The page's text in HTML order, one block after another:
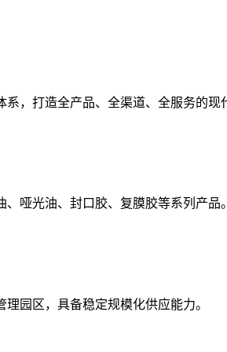
系，打造全产品、全渠道、全服务的现
哑光油、封口胶、复膜胶等系列产品。
园区，具备稳定规模化供应能力。